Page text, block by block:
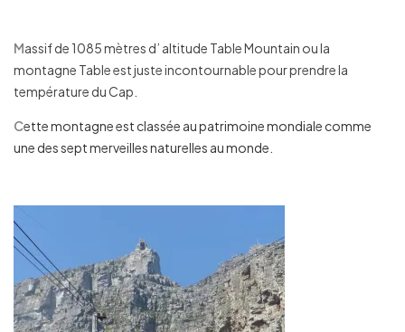
Massif de 1085 mètres d’ altitude Table Mountain ou la
montagne Table est juste incontournable pour prendre la
température du Cap.
Cette montagne est classée au patrimoine mondiale comme
une des sept merveilles naturelles au monde.